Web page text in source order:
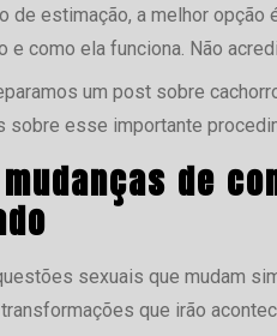
de estimação, a melhor opção
como ela funciona. Não
um post sobre
sobre esse importante
de
sexuais que mudam
que irão